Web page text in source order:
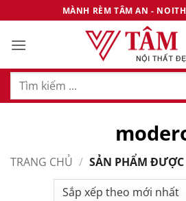
qua
nội
MÀNH RÈM TÂM AN -
Tìm
TRANG CHỦ / SẢN PHẨM ĐƯỢC